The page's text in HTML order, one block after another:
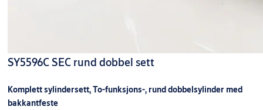
SY5596C SEC rund dobbel sett
Komplett sylindersett, To-funksjons-, rund dobbelsylinder med
bakkantfeste